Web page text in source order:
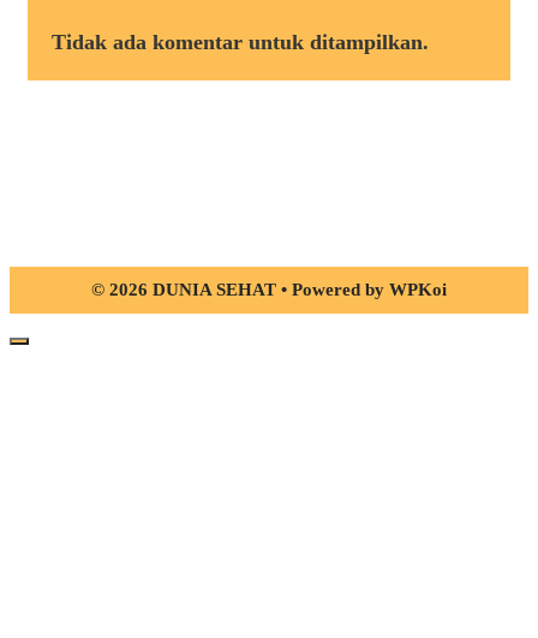
Tidak ada komentar untuk ditampilkan.
© 2026 DUNIA SEHAT • Powered by WPKoi
Close